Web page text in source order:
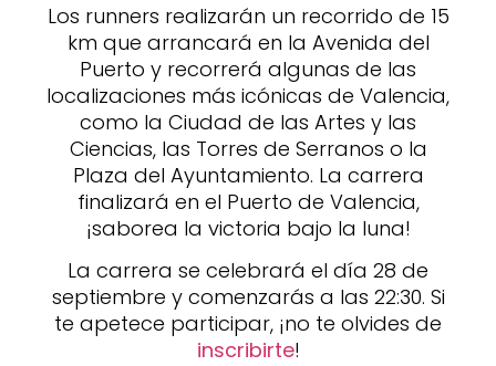
Los runners realizarán un recorrido de 15
km que arrancará en la Avenida del
Puerto y recorrerá algunas de las
localizaciones más icónicas de Valencia,
como la Ciudad de las Artes y las
Ciencias, las Torres de Serranos o la
Plaza del Ayuntamiento. La carrera
finalizará en el Puerto de Valencia,
¡saborea la victoria bajo la luna!
La carrera se celebrará el día 28 de
septiembre y comenzarás a las 22:30. Si
te apetece participar, ¡no te olvides de
inscribirte!